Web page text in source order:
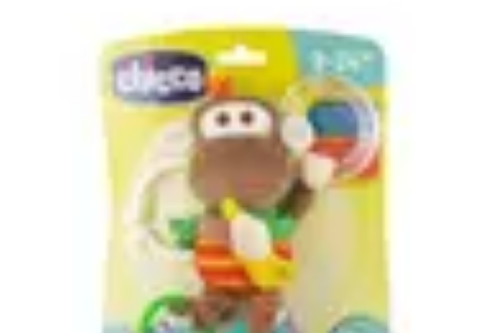
Ambiance et EngagementMarketingAnimations et
AnimationsEngagement des Fans
Football Fan Zone